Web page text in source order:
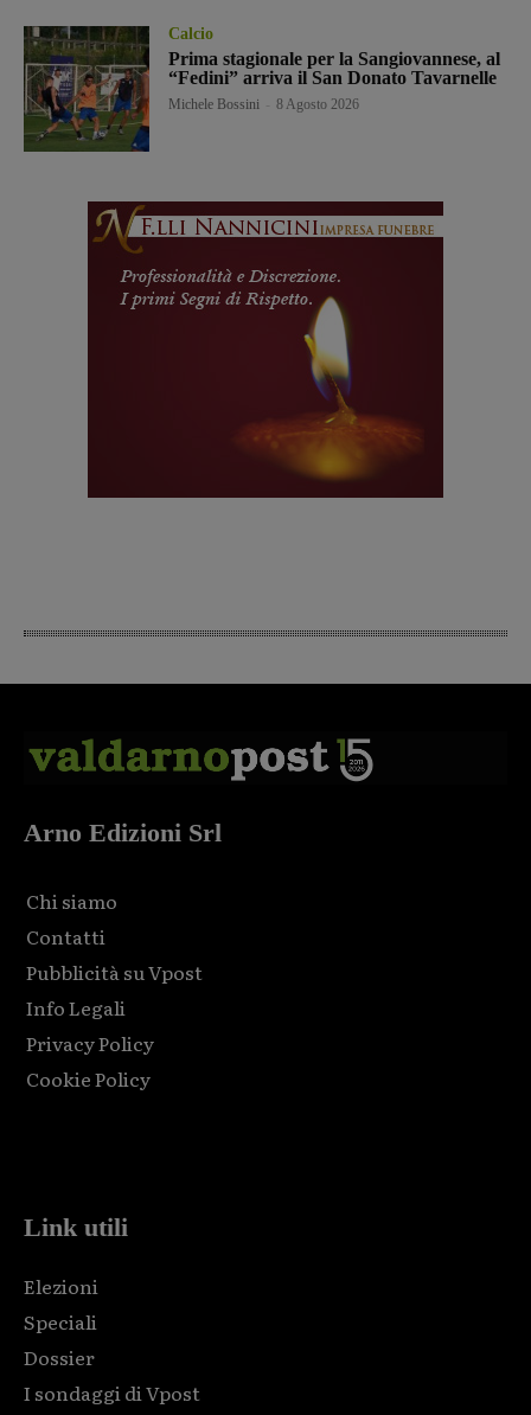
Calcio
Prima stagionale per la Sangiovannese, al
“Fedini” arriva il San Donato Tavarnelle
Michele Bossini 8 Agosto 2026
Arno Edizioni Srl
Chi siamo
Contatti
Pubblicità su Vpost
Info Legali
Privacy Policy
Cookie Policy
Link utili
Elezioni
Speciali
Dossier
I sondaggi di Vpost